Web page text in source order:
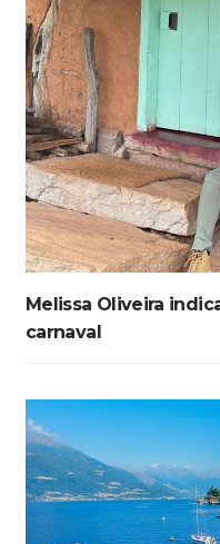
Melissa Oliveira
carnaval